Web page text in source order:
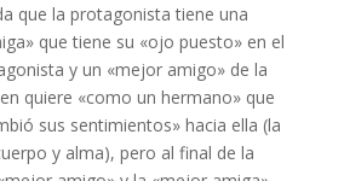
que la protagonista tiene una
que tiene su «ojo puesto» en el
y un «mejor amigo» de la
quiere «como un hermano» que
sus sentimientos» hacia ella (la
y alma), pero al final de la